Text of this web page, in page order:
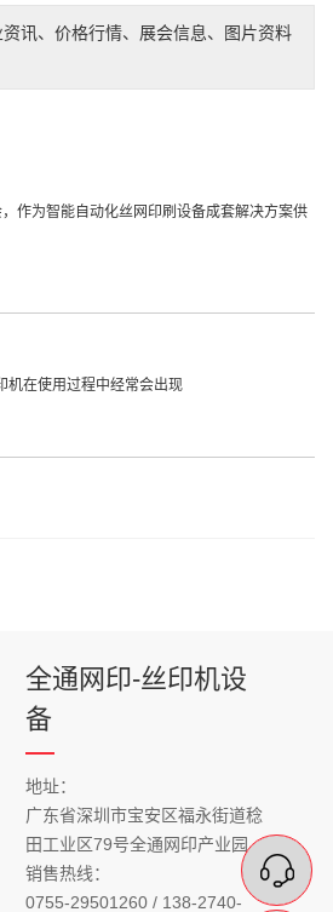
讯、价格行情、展会信息、图片资料
作为智能自动化丝网印刷设备成套解决方案供
机在使用过程中经常会出现
全通网印-丝印机设
备
地址：
广东省深圳市宝安区福永街道稔
田工业区79号全通网印产业园
销售热线：
0755-29501260 / 138-2740-
在